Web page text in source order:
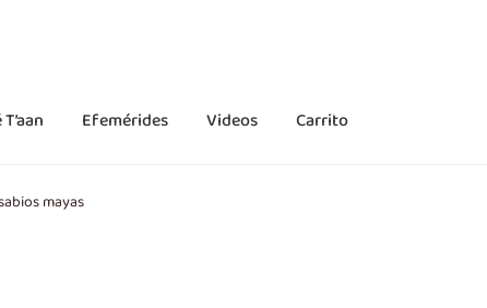
Efemérides Videos Carrito
mayas